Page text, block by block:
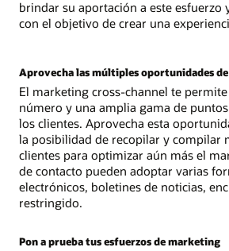
brindar su aportación a este esfuerzo
con el objetivo de crear una
Aprovecha las múltiples oportunidades
El marketing cross-channel te
número y una amplia gama de
los clientes. Aprovecha esta
la posibilidad de recopilar y compilar
clientes para optimizar aún más el
de contacto pueden adoptar varias
electrónicos, boletines de noticias,
restringido.
Pon a prueba tus esfuerzos de marketing